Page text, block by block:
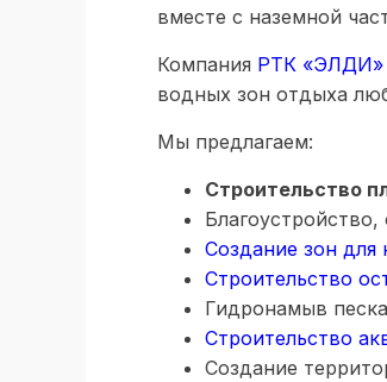
вместе с наземной
Компания РТК «ЭЛДИ»
водных зон отдыха
Мы предлагаем:
Строительство
Создание зон для
Строительство
Гидронамыв
Строительство
Создание